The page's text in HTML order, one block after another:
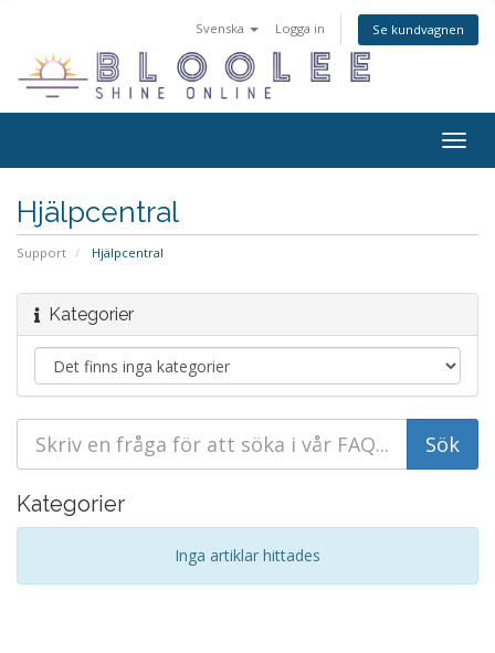
Svenska Logga in Se kundvagnen
Hjälpcentral
Support Hjälpcentral
Kategorier
Kategorier
Inga artiklar hittades